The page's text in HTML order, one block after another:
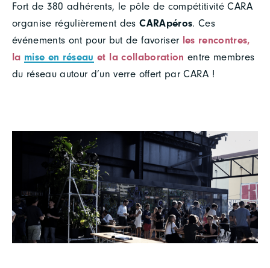
Fort de 380 adhérents, le pôle de compétitivité CARA
organise régulièrement desCARApéros. Ces
événements ont pour but de favoriser les rencontres,
la mise en réseau et la collaboration entre membres
du réseau autour d’un verre offert par CARA !